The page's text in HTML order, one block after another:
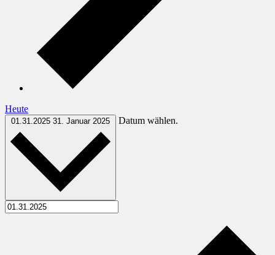
Heute
01.31.2025 31. Januar 2025 Datum wählen.